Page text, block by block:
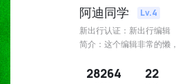
阿迪同学 Lv.4
新出行认证：新出行编辑
简介：这个编辑非常的懒
28264 22